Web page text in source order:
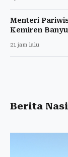
Menteri
Kemiren
21 jam lalu
Berita